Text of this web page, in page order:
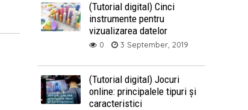
(Tutorial digital) Cinci
instrumente pentru
vizualizarea datelor
0 3 September, 2019
(Tutorial digital) Jocuri
online: principalele tipuri și
caracteristici